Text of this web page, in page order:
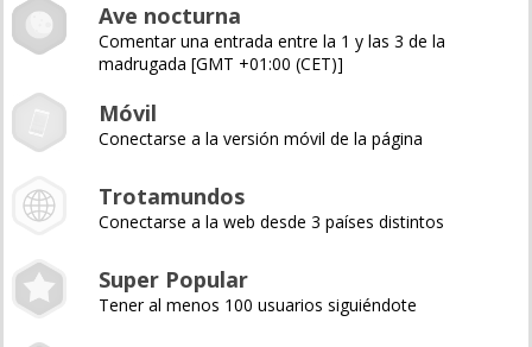
Ave nocturna
Comentar una entrada entre la 1 y las 3 de la
madrugada [GMT +01:00 (CET)]
Móvil
Conectarse a la versión móvil de la página
Trotamundos
Conectarse a la web desde 3 países distintos
Super Popular
Tener al menos 100 usuarios siguiéndote